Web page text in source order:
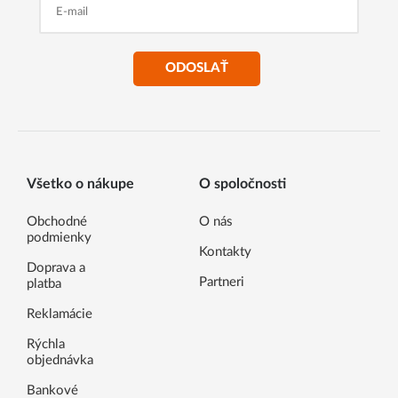
ODOSLAŤ
Všetko o nákupe
Obchodné
podmienky
Doprava a
platba
Reklamácie
Rýchla
objednávka
Bankové
O spoločnosti
O nás
Kontakty
Partneri